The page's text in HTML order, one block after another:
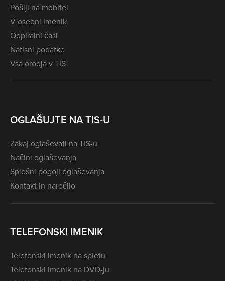
Pošlji na mobitel
V osebni imenik
Odpiralni časi
Natisni podatke
Vsa orodja v TIS
OGLAŠUJTE NA TIS-U
Zakaj oglaševati na TIS-u
Načini oglaševanja
Splošni pogoji oglaševanja
Kontakt in naročilo
TELEFONSKI IMENIK
Telefonski imenik na spletu
Telefonski imenik na DVD-ju